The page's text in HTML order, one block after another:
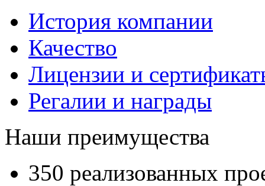
История компании
Качество
Лицензии и
Регалии и награды
Наши преимущества
350 реализованных